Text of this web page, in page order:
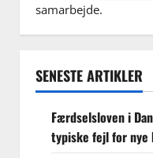
samarbejde.
SENESTE ARTIKLER
Færdselsloven i
typiske fejl for